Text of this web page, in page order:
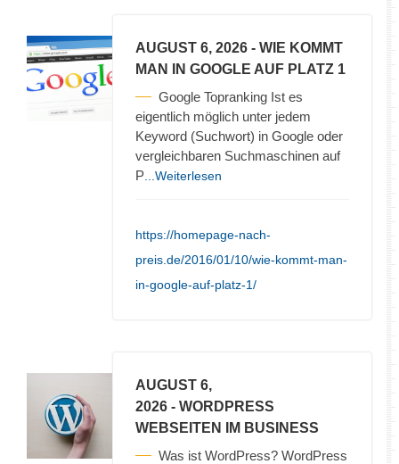
AUGUST 6, 2026 - WIE KOMMT
MAN IN GOOGLE AUF PLATZ 1
Google Topranking Ist es
eigentlich möglich unter jedem
Keyword (Suchwort) in Google oder
vergleichbaren Suchmaschinen auf
P ...Weiterlesen
https://homepage-nach-
preis.de/2016/01/10/wie-kommt-man-
in-google-auf-platz-1/
AUGUST 6,
2026 - WORDPRESS
WEBSEITEN IM BUSINESS
Was ist WordPress? WordPress